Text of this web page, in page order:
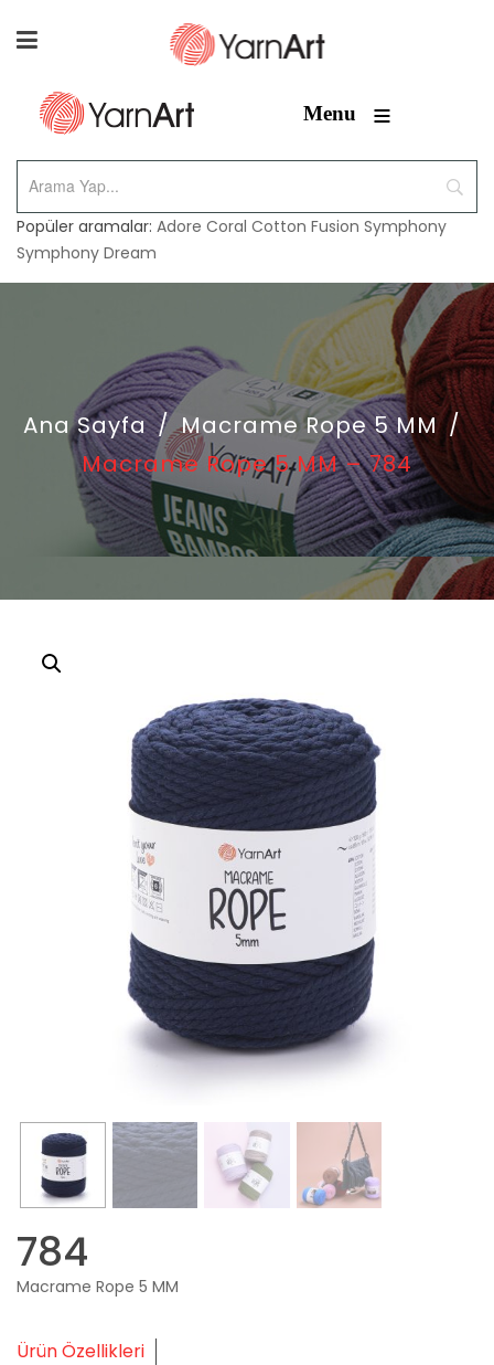
Menu ≡
Popüler aramalar: Adore Coral Cotton Fusion Symphony
Symphony Dream
Ana Sayfa / Macrame Rope 5 MM /
Macrame Rope 5 MM – 784
784
Macrame Rope 5 MM
Ürün Özellikleri